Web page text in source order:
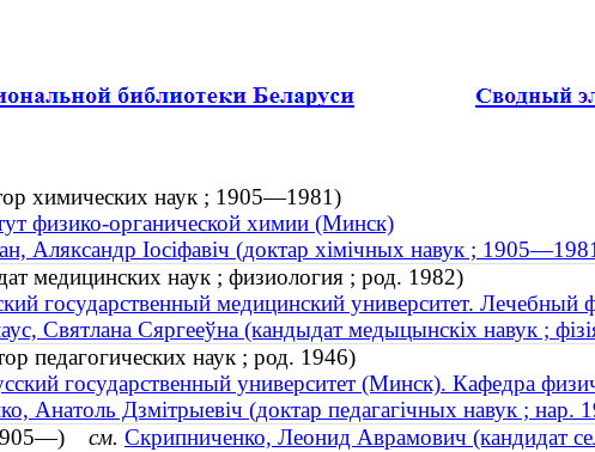
химических наук ; 1905—1981)
физико-органической химии (Минск)
Аляксандр Іосіфавіч (доктар хімічных навук ;
медицинских наук ; физиология ; род. 1982)
государственный медицинский университет. Лечебный
Святлана Сяргееўна (кандыдат медыцынскіх навук ;
педагогических наук ; род. 1946)
государственный университет (Минск). Кафедра
Анатоль Дзмітрыевіч (доктар педагагічных навук ; нар.
см. Скрипниченко, Леонид Аврамович (кандидат